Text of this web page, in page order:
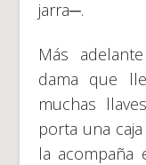
jarra─.
Más
dama que
muchas
porta una
la acompaña